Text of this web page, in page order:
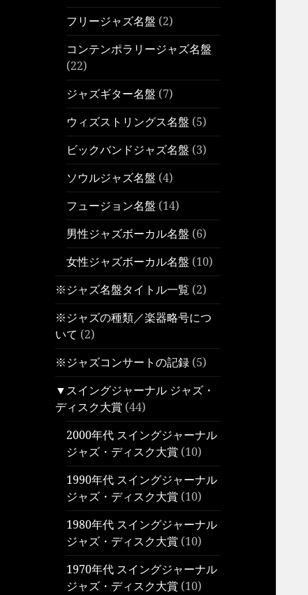
フリージャズ名盤 (2)
コンテンポラリージャズ名盤
(22)
ジャズギター名盤 (7)
ウィズストリングス名盤 (5)
ビックバンドジャズ名盤 (3)
ソウルジャズ名盤 (4)
フュージョン名盤 (14)
男性ジャズボーカル名盤 (6)
女性ジャズボーカル名盤 (10)
※ジャズ名盤タイトル一覧 (2)
※ジャズの種類／楽器略号につ
いて (2)
※ジャズコンサートの記録 (5)
▼スイングジャーナル ジャズ・
ディスク大賞 (44)
2000年代 スイングジャーナル
ジャズ・ディスク大賞 (10)
1990年代 スイングジャーナル
ジャズ・ディスク大賞 (10)
1980年代 スイングジャーナル
ジャズ・ディスク大賞 (10)
1970年代 スイングジャーナル
ジャズ・ディスク大賞 (10)